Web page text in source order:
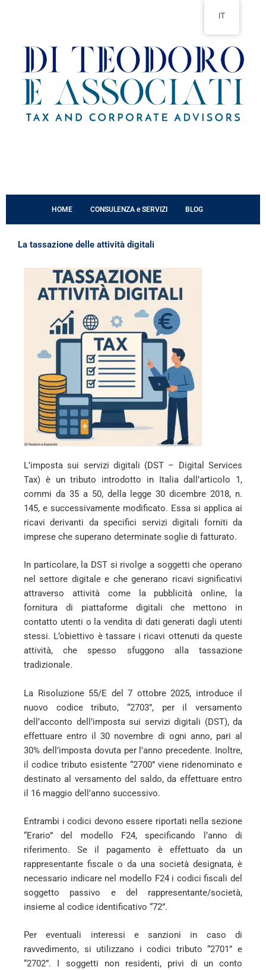
HOME CONSULENZA e SERVIZI BLOG
La tassazione delle attività digitali
L’imposta sui servizi digitali (DST – Digital Services
Tax) è un tributo introdotto in Italia dall’articolo 1,
commi da 35 a 50, della legge 30 dicembre 2018, n.
145, e successivamente modificato. Essa si applica ai
ricavi derivanti da specifici servizi digitali forniti da
imprese che superano determinate soglie di fatturato.
In particolare, la DST si rivolge a soggetti che operano
nel settore digitale e che generano ricavi significativi
attraverso attività come la pubblicità online, la
fornitura di piattaforme digitali che mettono in
contatto utenti o la vendita di dati generati dagli utenti
stessi. L’obiettivo è tassare i ricavi ottenuti da queste
attività, che spesso sfuggono alla tassazione
tradizionale.
La Risoluzione 55/E del 7 ottobre 2025, introduce il
nuovo codice tributo, “2703”, per il versamento
dell’acconto dell’imposta sui servizi digitali (DST), da
effettuare entro il 30 novembre di ogni anno, pari al
30% dell’imposta dovuta per l’anno precedente. Inoltre,
il codice tributo esistente “2700” viene ridenominato e
destinato al versamento del saldo, da effettuare entro
il 16 maggio dell’anno successivo.
Entrambi i codici devono essere riportati nella sezione
“Erario” del modello F24, specificando l’anno di
riferimento. Se il pagamento è effettuato da un
rappresentante fiscale o da una società designata, è
necessario indicare nel modello F24 i codici fiscali del
soggetto passivo e del rappresentante/società,
insieme al codice identificativo “72”.
Per eventuali interessi e sanzioni in caso di
ravvedimento, si utilizzano i codici tributo “2701” e
“2702”. I soggetti non residenti, privi di un conto
IT